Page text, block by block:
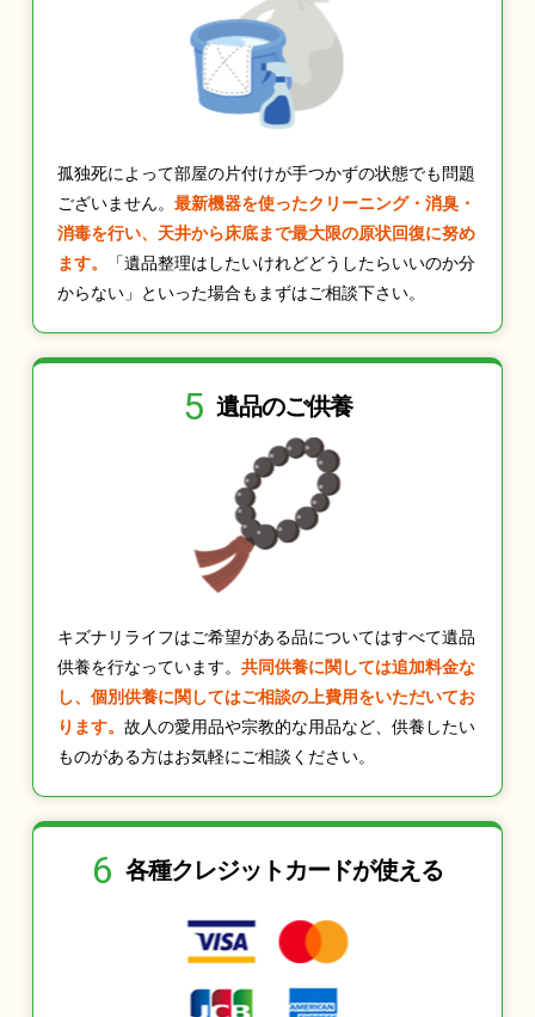
孤独死によって部屋の片付けが手つかずの状態でも問題
ございません。 最新機器を使ったクリーニング・消臭・
消毒を行い、天井から床底まで最大限の原状回復に努め
ます。
「遺品整理はしたいけれどどうしたらいいのか分
からない」といった場合もまずはご相談下さい。
5 遺品のご供養
キズナリライフはご希望がある品についてはすべて遺品
供養を行なっています。 共同供養に関しては追加料金な
し、個別供養に関してはご相談の上費用をいただいてお
ります。 故人の愛用品や宗教的な用品など、供養したい
ものがある方はお気軽にご相談ください。
6 各種クレジットカードが使える